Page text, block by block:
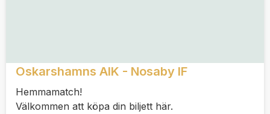
Oskarshamns AIK - Nosaby IF
Hemmamatch!
Välkommen att köpa din biljett här.